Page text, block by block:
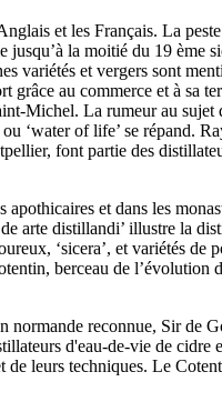
et les Français. La
jusqu’à la moitié du 19 ème
variétés et vergers sont
grâce au commerce et à sa
Michel. La rumeur au sujet
ou ‘water of life’ se répand.
font partie des
apothicaires et dans les
arte distillandi’ illustre la
‘sicera’, et variétés de
berceau de l’évolution
normande reconnue, Sir de
d'eau-de-vie de cidre
de leurs techniques. Le